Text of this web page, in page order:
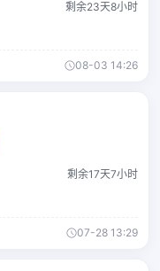
剩余23天8小时
08-03 14:26
剩余17天7小时
07-28 13:29